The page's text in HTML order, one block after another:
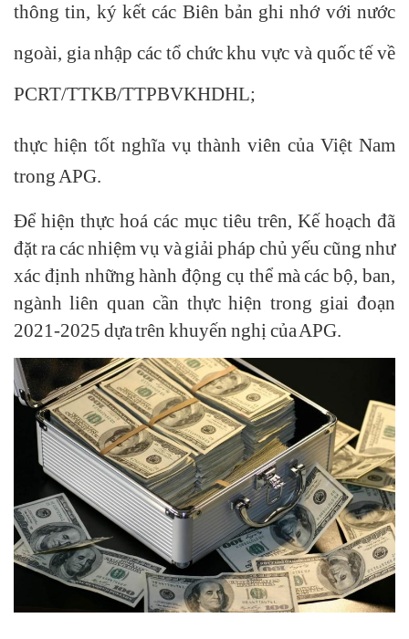
thông tin, ký kết các Biên bản ghi nhớ với nước
ngoài, gia nhập các tổ chức khu vực và quốc tế về
PCRT/TTKB/TTPBVKHDHL;
thực hiện tốt nghĩa vụ thành viên của Việt Nam
trong APG.
Để hiện thực hoá các mục tiêu trên, Kế hoạch đã
đặt ra các nhiệm vụ và giải pháp chủ yếu cũng như
xác định những hành động cụ thể mà các bộ, ban,
ngành liên quan cần thực hiện trong giai đoạn
2021-2025 dựa trên khuyến nghị của APG.